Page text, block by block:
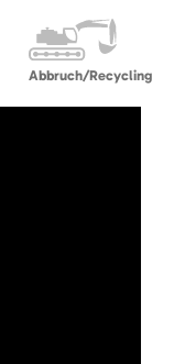
Abbruch/Recycling